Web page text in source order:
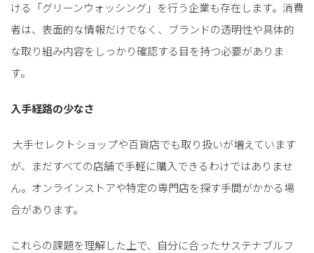
ける「グリーンウォッシング」を行う企業も存在します。消費
者は、表面的な情報だけでなく、ブランドの透明性や具体的
な取り組み内容をしっかり確認する目を持つ必要がありま
す。
入手経路の少なさ
大手セレクトショップや百貨店でも取り扱いが増えています
が、まだすべての店舗で手軽に購入できるわけではありませ
ん。オンラインストアや特定の専門店を探す手間がかかる場
合があります。
これらの課題を理解した上で、自分に合ったサステナブルフ